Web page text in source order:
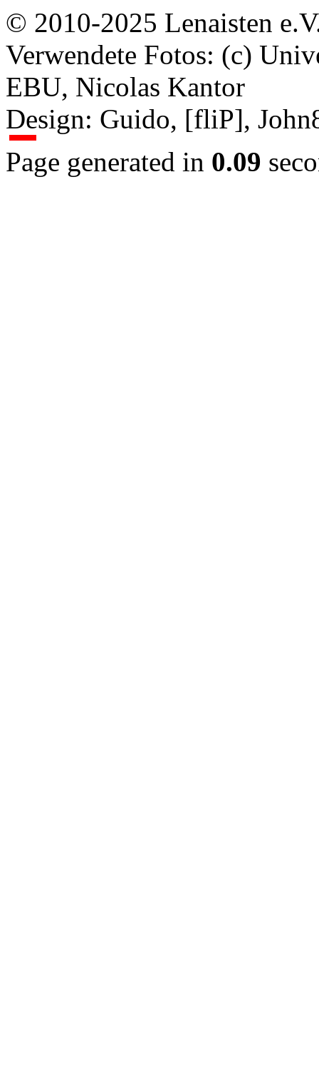
© 2010-2025 Lenaisten
Verwendete Fotos: (c)
EBU, Nicolas Kantor
Design: Guido, [fliP],
Page generated in 0.09